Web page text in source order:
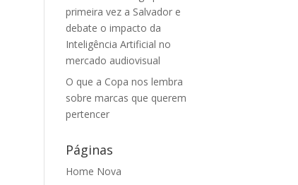
primeira vez a Salvador e
debate o impacto da
Inteligência Artificial no
mercado audiovisual
O que a Copa nos lembra
sobre marcas que querem
pertencer
Páginas
Home Nova